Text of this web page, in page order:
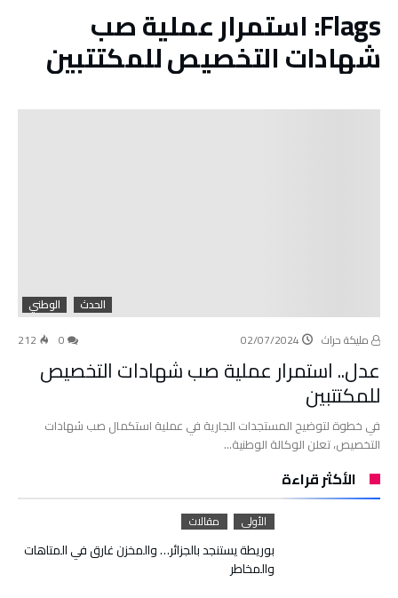
Flags: استمرار عملية صب
شهادات التخصيص للمكتتبين
الحدث
الوطني
مليكة حراث
02/07/2024
212
عدل.. استمرار عملية صب شهادات التخصيص
للمكتتبين
في خطوة لتوضيح المستجدات الجارية في عملية استكمال صب شهادات
التخصيص، تعلن الوكالة الوطنية…
الأكثر قراءة
الأولى مقالات
بوريطة يستنجد بالجزائر… والمخزن غارق في المتاهات
والمخاطر